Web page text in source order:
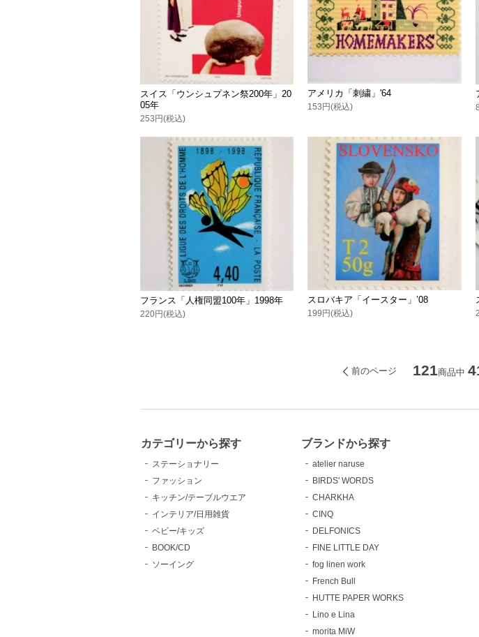
スイス「ウンシュプネン祭200年」20
05年
253円(税込)
アメリカ「刺繍」'64
153円(税込)
フランス「人権同盟100年」1998年
220円(税込)
スロバキア「イースター」’08
199円(税込)
前のページ 121商品中
カテゴリーから探す
ステーショナリー
ファッション
キッチン/テーブルウエア
インテリア/日用雑貨
ベビー/キッズ
BOOK/CD
ソーイング
ブランドから探す
atelier naruse
BIRDS' WORDS
CHARKHA
CINQ
DELFONICS
FINE LITTLE DAY
fog linen work
French Bull
HUTTE PAPER WORKS
Lino e Lina
morita MiW